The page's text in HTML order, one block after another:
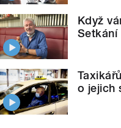
Když
Setkání
o jejich